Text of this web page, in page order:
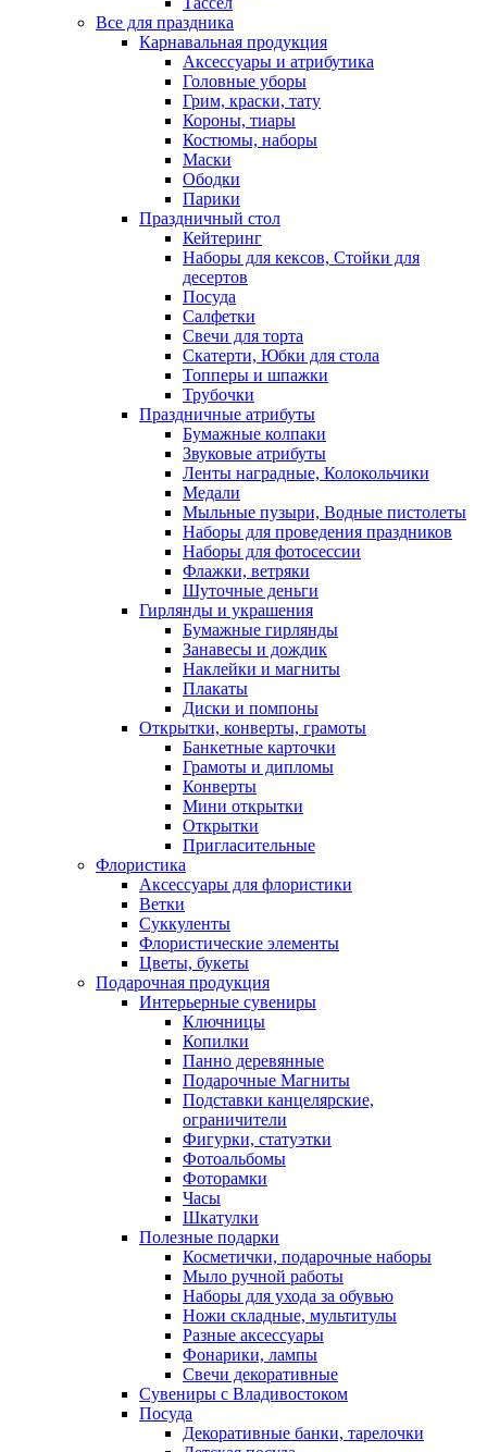
Все для праздника
Карнавальная продукция
Аксессуары и атрибутика
Головные уборы
Грим, краски, тату
Короны, тиары
Костюмы, наборы
Маски
Ободки
Парики
Праздничный стол
Кейтеринг
Наборы для кексов, Стойки для
десертов
Посуда
Салфетки
Свечи для торта
Скатерти, Юбки для стола
Топперы и шпажки
Трубочки
Праздничные атрибуты
Бумажные колпаки
Звуковые атрибуты
Ленты наградные, Колокольчики
Медали
Мыльные пузыри, Водные пистолеты
Наборы для проведения праздников
Наборы для фотосессии
Флажки, ветряки
Шуточные деньги
Гирлянды и украшения
Бумажные гирлянды
Занавесы и дождик
Наклейки и магниты
Плакаты
Диски и помпоны
Открытки, конверты, грамоты
Банкетные карточки
Грамоты и дипломы
Конверты
Мини открытки
Открытки
Пригласительные
Флористика
Аксессуары для флористики
Ветки
Суккуленты
Флористические элементы
Цветы, букеты
Подарочная продукция
Интерьерные сувениры
Ключницы
Копилки
Панно деревянные
Подарочные Магниты
Подставки канцелярские,
ограничители
Фигурки, статуэтки
Фотоальбомы
Фоторамки
Часы
Шкатулки
Полезные подарки
Косметички, подарочные наборы
Мыло ручной работы
Наборы для ухода за обувью
Ножи складные, мультитулы
Разные аксессуары
Фонарики, лампы
Свечи декоративные
Сувениры с Владивостоком
Посуда
Декоративные банки, тарелочки